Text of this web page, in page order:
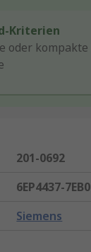
Kriterien
oder kompakte
201-0692
6EP4437-
Siemens